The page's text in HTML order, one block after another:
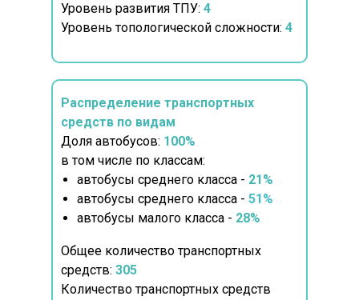
Уровень развития ТПУ: 4
Уровень топологической сложности: 4
Распределение транспортных
средств по видам
Доля автобусов: 100%
в том числе по классам:
автобусы среднего класса - 21%
автобусы среднего класса - 51%
автобусы малого класса - 28%
Общее количество транспортных
средств: 305
Количество транспортных средств